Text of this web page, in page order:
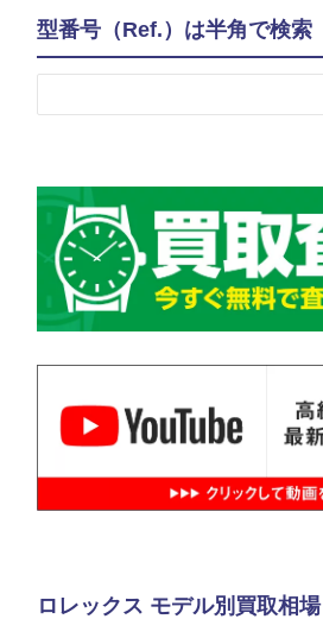
型番号（Ref.）は半角で検索
ロレックス モデル別買取相場